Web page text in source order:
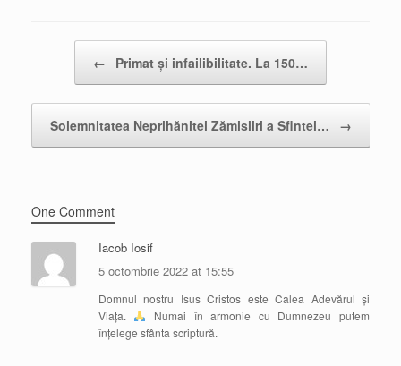
← Primat și infailibilitate. La 150…
Solemnitatea Neprihănitei Zămisliri a Sfintei… →
One Comment
Iacob Iosif
5 octombrie 2022 at 15:55
Domnul nostru Isus Cristos este Calea Adevărul și
Viața.
Numai în armonie cu Dumnezeu putem
înțelege sfânta scriptură.